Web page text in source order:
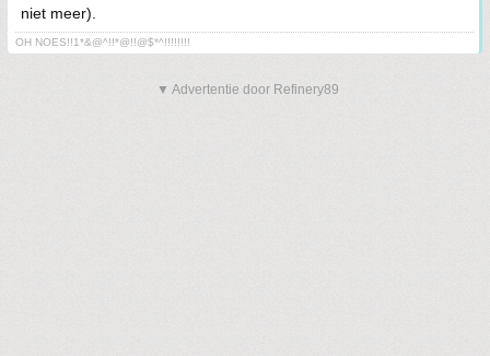
niet meer).
OH NOES!!1*&@^!!*@!!@$*^!!!!!!!!
▼ Advertentie door Refinery89